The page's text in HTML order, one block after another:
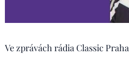
Ve zprávách rádia Classic Praha